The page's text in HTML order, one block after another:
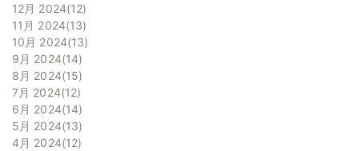
12月 2024 12
11月 2024 13
10月 2024 13
9月 2024 14
8月 2024 15
7月 2024 12
6月 2024 14
5月 2024 13
4月 2024 12